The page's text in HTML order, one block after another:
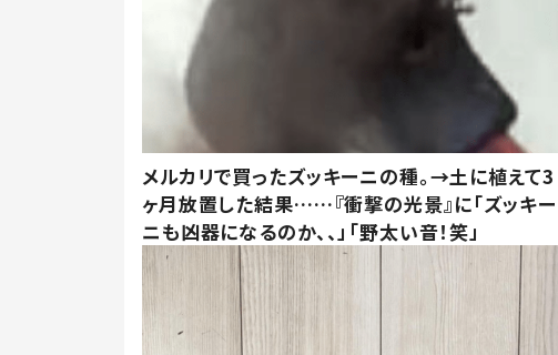
メルカリで買ったズッキーニの種。→土に植えて3
ヶ月放置した結果……『衝撃の光景』に「ズッキー
ニも凶器になるのか、、」「野太い音！笑」